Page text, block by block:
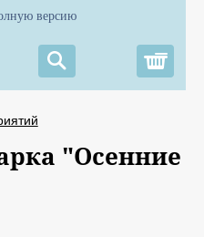
версию
"Осенние